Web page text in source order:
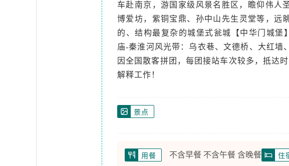
车赴南京，游国家级风景名胜区，瞻仰伟
博爱坊，紫铜宝鼎、孙中山先生灵堂等，远
的、结构最复杂的城堡式瓮城【中华门城
庙-秦淮河风光带：乌衣巷、文德桥、大红墙
因全国散客拼团，每团接站车次较多，抵达
解释工作！
景点
用餐 不含早餐 不含午餐 含晚餐 住